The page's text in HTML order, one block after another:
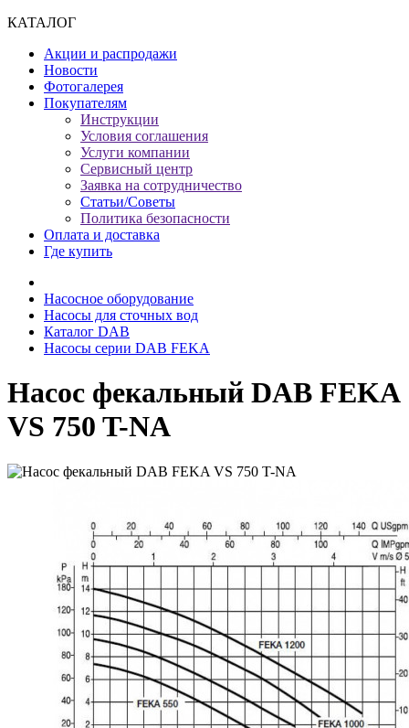
КАТАЛОГ
Акции и распродажи
Новости
Фотогалерея
Покупателям
Инструкции
Условия соглашения
Услуги компании
Сервисный центр
Заявка на сотрудничество
Статьи/Советы
Политика безопасности
Оплата и доставка
Где купить
Насосное оборудование
Насосы для сточных вод
Каталог DAB
Насосы серии DAB FEKA
Насос фекальный DAB FEKA
VS 750 T-NA